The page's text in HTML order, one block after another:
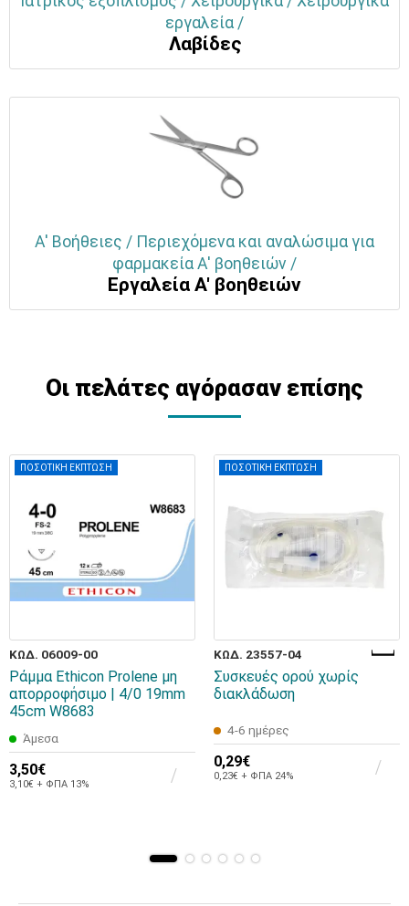
εργαλεία /
Λαβίδες
Α' Βοήθειες / Περιεχόμενα και αναλώσιμα για
φαρμακεία Α' βοηθειών /
Εργαλεία Α' βοηθειών
Οι πελάτες αγόρασαν επίσης
ΠΟΣΟΤΙΚΗ ΕΚΠΤΩΣΗ
ΚΩΔ. 06009-00
Ράμμα Ethicon Prolene μη
απορροφήσιμο | 4/0 19mm
45cm W8683
Άμεσα
3,50€
3,10€ + ΦΠΑ 13%
ΠΟΣΟΤΙΚΗ ΕΚΠΤΩΣΗ
ΚΩΔ. 23557-04
Συσκευές ορού χωρίς
διακλάδωση
4-6 ημέρες
0,29€
0,23€ + ΦΠΑ 24%